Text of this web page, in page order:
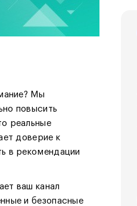
Мы
повысить
реальные
доверие к
в рекомендации
ваш канал
и безопасные